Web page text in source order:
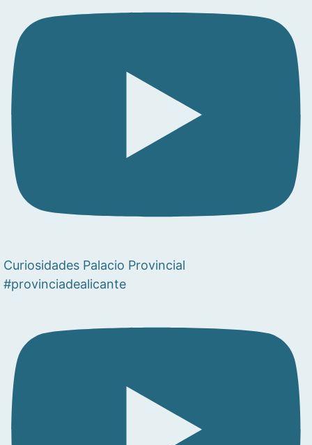
Curiosidades Palacio Provincial
#provinciadealicante